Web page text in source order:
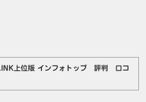
上位版 インフォトップ 評判 口コ